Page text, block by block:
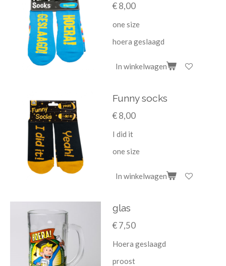
€ 8,00
one size
hoera geslaagd
In winkelwagen
Funny socks
€ 8,00
I did it
one size
In winkelwagen
glas
€ 7,50
Hoera geslaagd
proost